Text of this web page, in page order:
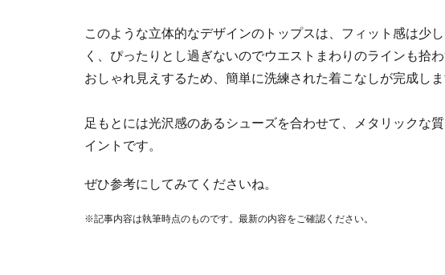
このような立体的なデザインのトップスは、フィット感は少
く、ぴったりとし過ぎないのでウエストまわりのラインも拾
おしゃれ見えするため、簡単に洗練された着こなしが完成しま
足もとには光沢感のあるシューズを合わせて、メタリックな
イントです。
ぜひ参考にしてみてくださいね。
※記事内容は執筆時点のものです。最新の内容をご確認ください。